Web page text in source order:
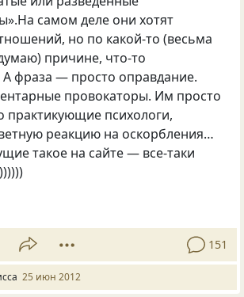
самом деле они хотят
но по какой-то (весьма
причине, что-то
А фраза — просто оправдание.
провокаторы. Им просто
практикующие психологи,
реакцию на оскорбления…
такое на сайте — все-таки
151
25 июн 2012